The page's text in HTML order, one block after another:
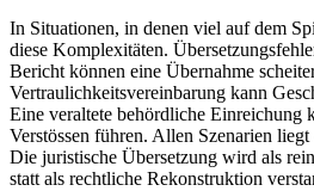
In Situationen, in denen viel auf dem
diese Komplexitäten.
Bericht können eine Übernahme
Vertraulichkeitsvereinbarung kann
Eine veraltete behördliche Einreichung
Verstössen führen. Allen Szenarien
Die juristische Übersetzung wird als
statt als rechtliche Rekonstruktion